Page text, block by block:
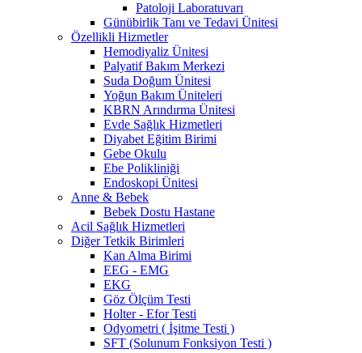
Patoloji Laboratuvarı
Günübirlik Tanı ve Tedavi Ünitesi
Özellikli Hizmetler
Hemodiyaliz Ünitesi
Palyatif Bakım Merkezi
Suda Doğum Ünitesi
Yoğun Bakım Üniteleri
KBRN Arındırma Ünitesi
Evde Sağlık Hizmetleri
Diyabet Eğitim Birimi
Gebe Okulu
Ebe Polikliniği
Endoskopi Ünitesi
Anne & Bebek
Bebek Dostu Hastane
Acil Sağlık Hizmetleri
Diğer Tetkik Birimleri
Kan Alma Birimi
EEG - EMG
EKG
Göz Ölçüm Testi
Holter - Efor Testi
Odyometri ( İşitme Testi )
SFT (Solunum Fonksiyon Testi )